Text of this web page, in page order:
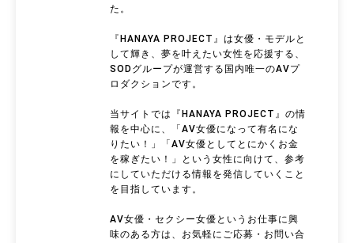
た。
『HANAYA PROJECT』は女優・モデルと
して輝き、夢を叶えたい女性を応援する、
SODグループが運営する国内唯一のAVプ
ロダクションです。
当サイトでは『HANAYA PROJECT』の情
報を中心に、「AV女優になって有名にな
りたい！」「AV女優としてとにかくお金
を稼ぎたい！」という女性に向けて、参考
にしていただける情報を発信していくこと
を目指しています。
AV女優・セクシー女優というお仕事に興
味のある方は、お気軽にご応募・お問い合